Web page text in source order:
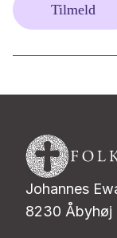
Tilmeld
Johannes
8230 Åbyhøj